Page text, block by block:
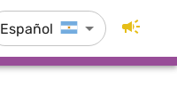
Español